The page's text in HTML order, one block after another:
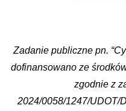
Zadanie publiczne pn.
dofinansowano ze
zgodnie z
2024/0058/1247/UDOT/